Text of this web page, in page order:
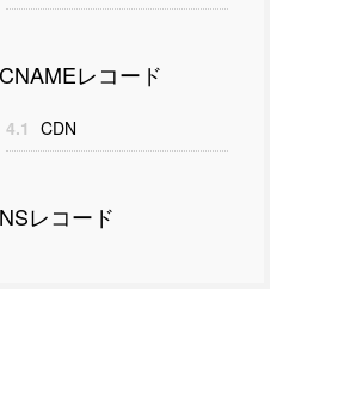
CNAMEレコード
4.1 CDN
NSレコード